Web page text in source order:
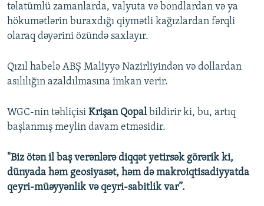
təlatümlü zamanlarda, valyuta və bondlardan və ya
hökumətlərin buraxdığı qiymətli kağızlardan fərqli
olaraq dəyərini özündə saxlayır.
Qızıl habelə ABŞ Maliyyə Nazirliyindən və dollardan
asılılığın azaldılmasına imkan verir.
WGC-nin təhliçisi Krişan Qopalbildirir ki, bu, artıq
başlanmış meylin davam etməsidir.
"Biz ötən il baş verənlərə diqqət yetirsək görərik ki,
dünyada həm geosiyasət, həm də makroiqtisadiyyatda
qeyri-müəyyənlik və qeyri-sabitlik var”.